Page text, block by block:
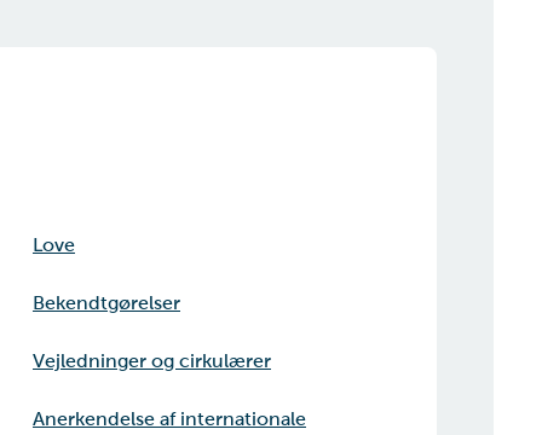
Love
Bekendtgørelser
Vejledninger og cirkulærer
Anerkendelse af internationale